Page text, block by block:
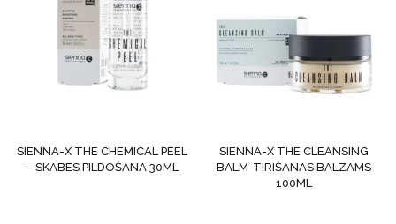
SIENNA-X THE CHEMICAL PEEL
– SKĀBES PILDOŠANA 30ML
SIENNA-X THE CLEANSING
BALM-TĪRĪŠANAS BALZĀMS
100ML